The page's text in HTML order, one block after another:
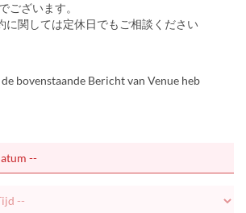
ございます。
に関しては定休日でもご相談ください
bovenstaande Bericht van Venue heb